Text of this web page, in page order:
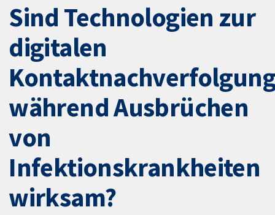
Sind Technologien zur
digitalen
während Ausbrüchen
von
Infektionskrankheiten
wirksam?